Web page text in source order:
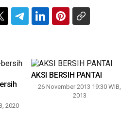
2020
AKSI BERSIH PANTAI
26 November 2013 19:30 WIB,
2013